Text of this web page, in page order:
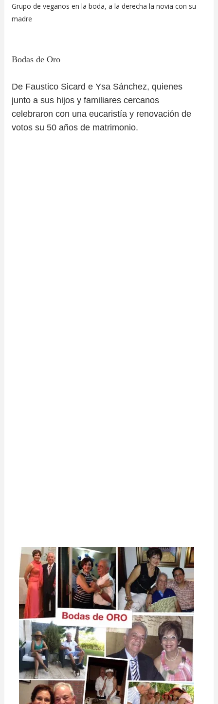
Grupo de veganos en la boda, a la derecha la novia con su
madre
Bodas de Oro
De Faustico Sicard e Ysa Sánchez, quienes
junto a sus hijos y familiares cercanos
celebraron con una eucaristía y renovación de
votos su 50 años de matrimonio.